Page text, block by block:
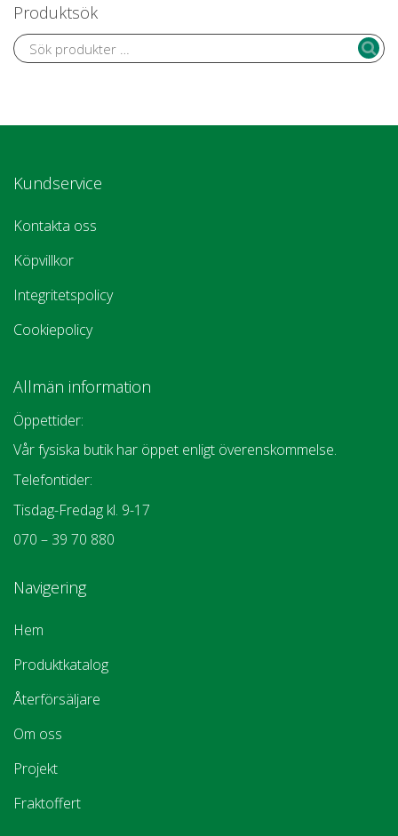
Produktsök
Kundservice
Kontakta oss
Köpvillkor
Integritetspolicy
Cookiepolicy
Allmän information
Öppettider:
Vår fysiska butik har öppet enligt överenskommelse.
Telefontider:
Tisdag-Fredag kl. 9-17
070 – 39 70 880
Navigering
Hem
Produktkatalog
Återförsäljare
Om oss
Projekt
Fraktoffert